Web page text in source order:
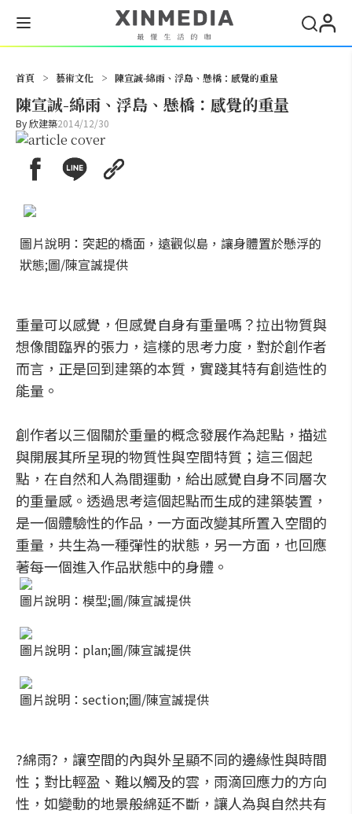
首頁 > 藝術文化 > 陳宣誠-綿雨、浮島、懸橋：感覺的重量
陳宣誠-綿雨、浮島、懸橋：感覺的重量
By欣建築2014/12/30
圖片說明：突起的橋面，遠觀似島，讓身體置於懸浮的
狀態;圖/陳宣誠提供
重量可以感覺，但感覺自身有重量嗎？拉出物質與
想像間臨界的張力，這樣的思考力度，對於創作者
而言，正是回到建築的本質，實踐其特有創造性的
能量。
創作者以三個關於重量的概念發展作為起點，描述
與開展其所呈現的物質性與空間特質；這三個起
點，在自然和人為間運動，給出感覺自身不同層次
的重量感。透過思考這個起點而生成的建築裝置，
是一個體驗性的作品，一方面改變其所置入空間的
重量，共生為一種彈性的狀態，另一方面，也回應
著每一個進入作品狀態中的身體。
圖片說明：模型;圖/陳宣誠提供
圖片說明：plan;圖/陳宣誠提供
圖片說明：section;圖/陳宣誠提供
?綿雨?，讓空間的內與外呈顯不同的邊緣性與時間
性；對比輕盈、難以觸及的雲，雨滴回應力的方向
性，如變動的地景般綿延不斷，讓人為與自然共有